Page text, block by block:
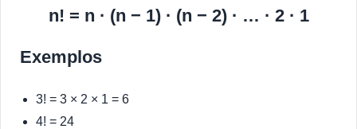
n! = n · (n − 1) · (n − 2) · … · 2 · 1
Exemplos
3! = 3 × 2 × 1 = 6
4! = 24